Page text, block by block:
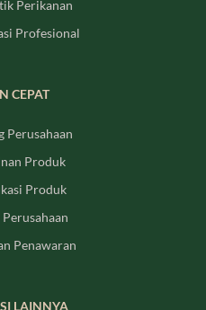
Perikanan
Profesional
CEPAT
Perusahaan
Produk
Produk
Penawaran
LAINNYA